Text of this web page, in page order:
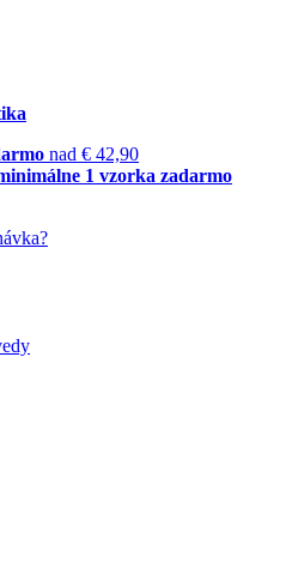
nad € 42,90
1 vzorka zadarmo